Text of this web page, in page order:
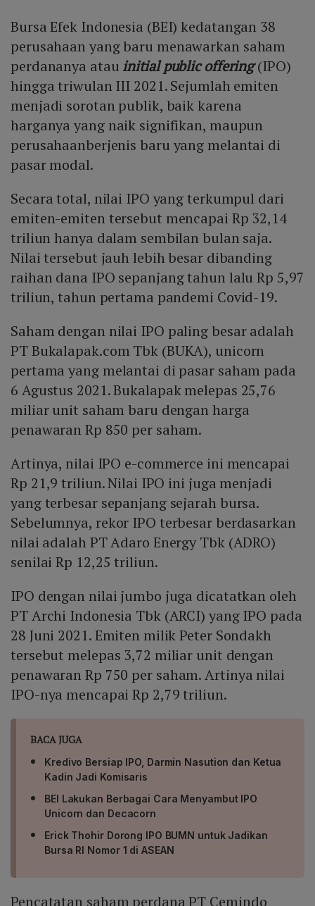
Bursa Efek Indonesia (BEI) kedatangan 38
perusahaan yang baru menawarkan saham
perdananya atau initial public offering (IPO)
hingga triwulan III 2021. Sejumlah emiten
menjadi sorotan publik, baik karena
harganya yang naik signifikan, maupun
perusahaanberjenis baru yang melantai di
pasar modal.
Secara total, nilai IPO yang terkumpul dari
emiten-emiten tersebut mencapai Rp 32,14
triliun hanya dalam sembilan bulan saja.
Nilai tersebut jauh lebih besar dibanding
raihan dana IPO sepanjang tahun lalu Rp 5,97
triliun, tahun pertama pandemi Covid-19.
Saham dengan nilai IPO paling besar adalah
PT Bukalapak.com Tbk (BUKA), unicorn
pertama yang melantai di pasar saham pada
6 Agustus 2021. Bukalapak melepas 25,76
miliar unit saham baru dengan harga
penawaran Rp 850 per saham.
Artinya, nilai IPO e-commerce ini mencapai
Rp 21,9 triliun. Nilai IPO ini juga menjadi
yang terbesar sepanjang sejarah bursa.
Sebelumnya, rekor IPO terbesar berdasarkan
nilai adalah PT Adaro Energy Tbk (ADRO)
senilai Rp 12,25 triliun.
IPO dengan nilai jumbo juga dicatatkan oleh
PT Archi Indonesia Tbk (ARCI) yang IPO pada
28 Juni 2021. Emiten milik Peter Sondakh
tersebut melepas 3,72 miliar unit dengan
penawaran Rp 750 per saham. Artinya nilai
IPO-nya mencapai Rp 2,79 triliun.
BACA JUGA
Kredivo Bersiap IPO, Darmin Nasution dan Ketua
Kadin Jadi Komisaris
BEI Lakukan Berbagai Cara Menyambut IPO
Unicorn dan Decacorn
Erick Thohir Dorong IPO BUMN untuk Jadikan
Bursa RI Nomor 1 di ASEAN
Pencatatan saham perdana PT Cemindo